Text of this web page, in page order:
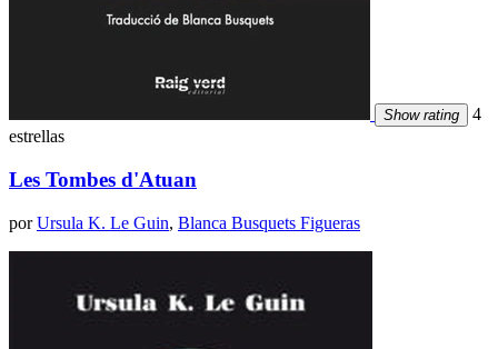
Show rating
4
estrellas
Les Tombes d'Atuan
porUrsula K. Le Guin, Blanca Busquets Figueras